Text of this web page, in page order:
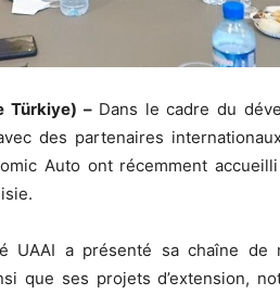
Türkiye) – Dans le cadre du
des partenaires
Auto ont récemment
a présenté sa chaîne de
que ses projets d’extension,